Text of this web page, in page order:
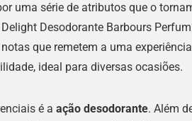
uma série de atributos que o
Desodorante Barbours
que remetem a uma
ideal para diversas ocasiões.
é a ação desodorante. Além